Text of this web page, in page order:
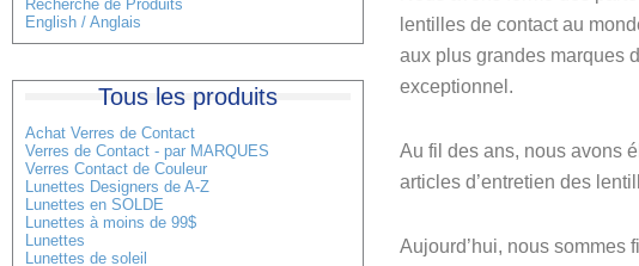
Recherche de Produits
English / Anglais
Tous les produits
Achat Verres de Contact
Verres de Contact - par MARQUES
Verres Contact de Couleur
Lunettes Designers de A-Z
Lunettes en SOLDE
Lunettes à moins de 99$
Lunettes
Lunettes de soleil
lentilles de contact au
aux plus grandes marques
exceptionnel.
Au fil des ans, nous avons
articles d’entretien des
Aujourd’hui, nous sommes